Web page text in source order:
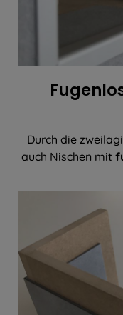
Durch die
auch Nischen mit